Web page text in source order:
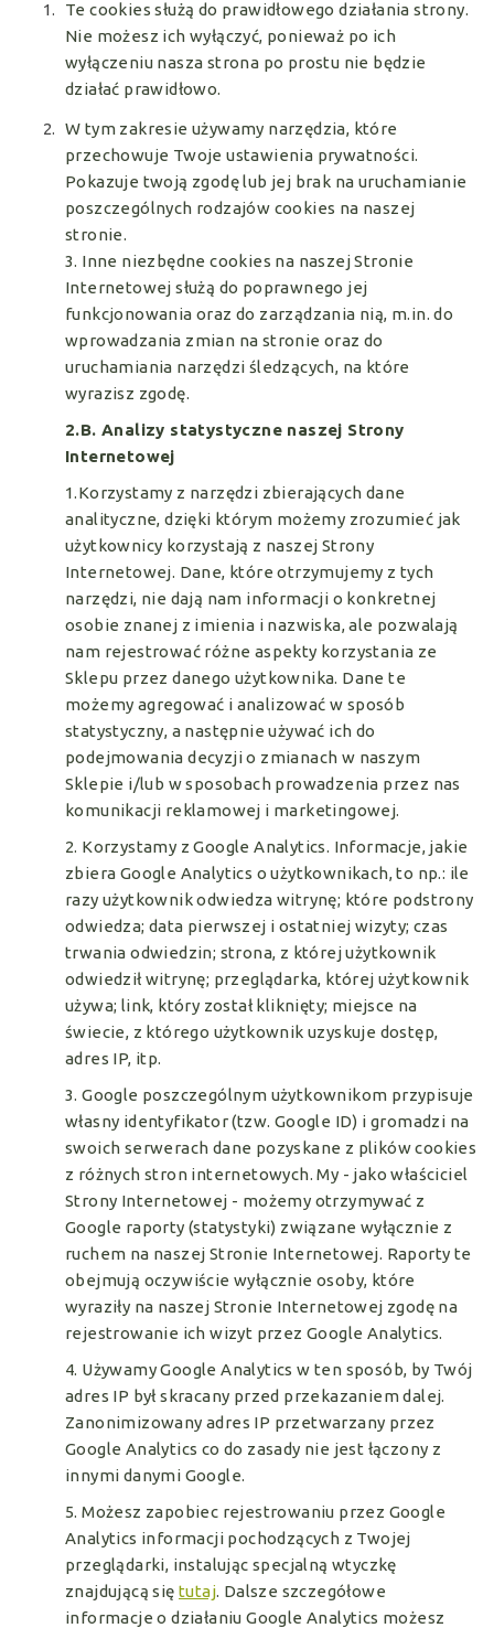
Te cookies służą do prawidłowego działania strony.
Nie możesz ich wyłączyć, ponieważ po ich
wyłączeniu nasza strona po prostu nie będzie
działać prawidłowo.
W tym zakresie używamy narzędzia, które
przechowuje Twoje ustawienia prywatności.
Pokazuje twoją zgodę lub jej brak na uruchamianie
poszczególnych rodzajów cookies na naszej
stronie.
3. Inne niezbędne cookies na naszej Stronie
Internetowej służą do poprawnego jej
funkcjonowania oraz do zarządzania nią, m.in. do
wprowadzania zmian na stronie oraz do
uruchamiania narzędzi śledzących, na które
wyrazisz zgodę.
2.B. Analizy statystyczne naszej Strony
Internetowej
1.Korzystamy z narzędzi zbierających dane
analityczne, dzięki którym możemy zrozumieć jak
użytkownicy korzystają z naszej Strony
Internetowej. Dane, które otrzymujemy z tych
narzędzi, nie dają nam informacji o konkretnej
osobie znanej z imienia i nazwiska, ale pozwalają
nam rejestrować różne aspekty korzystania ze
Sklepu przez danego użytkownika. Dane te
możemy agregować i analizować w sposób
statystyczny, a następnie używać ich do
podejmowania decyzji o zmianach w naszym
Sklepie i/lub w sposobach prowadzenia przez nas
komunikacji reklamowej i marketingowej.
2. Korzystamy z Google Analytics. Informacje, jakie
zbiera Google Analytics o użytkownikach, to np.: ile
razy użytkownik odwiedza witrynę; które podstrony
odwiedza; data pierwszej i ostatniej wizyty; czas
trwania odwiedzin; strona, z której użytkownik
odwiedził witrynę; przeglądarka, której użytkownik
używa; link, który został kliknięty; miejsce na
świecie, z którego użytkownik uzyskuje dostęp,
adres IP, itp.
3. Google poszczególnym użytkownikom przypisuje
własny identyfikator (tzw. Google ID) i gromadzi na
swoich serwerach dane pozyskane z plików cookies
z różnych stron internetowych. My - jako właściciel
Strony Internetowej - możemy otrzymywać z
Google raporty (statystyki) związane wyłącznie z
ruchem na naszej Stronie Internetowej. Raporty te
obejmują oczywiście wyłącznie osoby, które
wyraziły na naszej Stronie Internetowej zgodę na
rejestrowanie ich wizyt przez Google Analytics.
4. Używamy Google Analytics w ten sposób, by Twój
adres IP był skracany przed przekazaniem dalej.
Zanonimizowany adres IP przetwarzany przez
Google Analytics co do zasady nie jest łączony z
innymi danymi Google.
5. Możesz zapobiec rejestrowaniu przez Google
Analytics informacji pochodzących z Twojej
przeglądarki, instalując specjalną wtyczkę
znajdującą siętutaj. Dalsze szczegółowe
informacje o działaniu Google Analytics możesz